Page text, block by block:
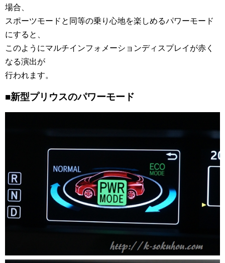
場合、
スポーツモードと同等の乗り心地を楽しめるパワーモード
にすると、
このようにマルチインフォメーションディスプレイが赤く
なる演出が
行われます。
■新型プリウスのパワーモード